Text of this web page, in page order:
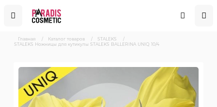
Главная / Каталог товаров / STALEKS
/
STALEKS Ножницы для кутикулы STALEKS BALLERINA UNIQ 10/4